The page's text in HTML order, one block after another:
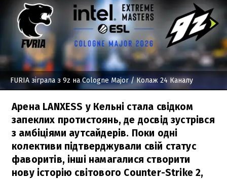
FURIA зіграла з 9z на Cologne Major/ Колаж 24 Каналу
Арена LANXESS у Кельні стала свідком
запеклих протистоянь, де досвід зустрівся
з амбіціями аутсайдерів. Поки одні
колективи підтверджували свій статус
фаворитів, інші намагалися створити
нову історію світового Counter-Strike 2,